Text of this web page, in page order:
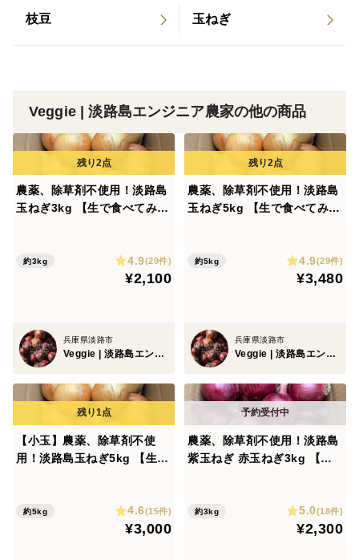
🥗 おすすめの食べ方：まずは生で
りのよい一皿になります。
また、お酢に漬けてマリネやピクルスにすると、色合い
がより鮮やかになり、常備菜としても便利です。
そのまま副菜にしたり、サンドイッチやお肉料理の付け
🌏 淡路島からお届けします
す。
収穫後は一つひとつ状態を確認しながら、選別・梱包し
数に限りがあるため、気になる方はお早めにご検討下さ
い。
栽培期間中、農薬・除草剤不使用。
枝豆 玉ねぎ
Veggie | 淡路島エンジニア農家の他の商品
農薬、除草剤不使用！淡路島
玉ねぎ3kg 【生で食べてみ
路島の完熟玉ねぎ【夏ギフ
約3kg 4.9(29件)
¥2,100
兵庫県淡路市
Veggie | 淡路島エンジニア農家
農薬、除草剤不使用！淡路島
玉ねぎ5kg 【生で食べてみ
路島の完熟玉ねぎ【夏ギフ
約5kg 4.9(29件)
¥3,480
兵庫県淡路市
Veggie | 淡路島エンジニア農家
【小玉】農薬、除草剤不使
用！淡路島玉ねぎ5kg 【生で
味しい淡路島の完熟玉ねぎ。
約5kg 4.6(15件)
¥3,000
農薬、除草剤不使用！淡路島
紫玉ねぎ 赤玉ねぎ3kg 【彩
約3kg 5.0(18件)
¥2,300